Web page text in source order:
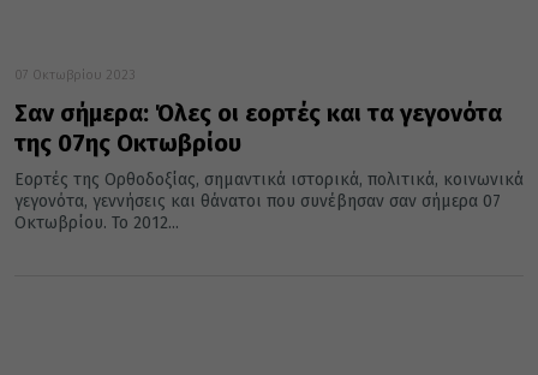
07 Οκτωβρίου 2023
Σαν σήμερα: Όλες οι εορτές και τα γεγονότα
της 07ης Οκτωβρίου
Εορτές της Ορθοδοξίας, σημαντικά ιστορικά, πολιτικά, κοινωνικά
γεγονότα, γεννήσεις και θάνατοι που συνέβησαν σαν σήμερα 07
Οκτωβρίου. Το 2012...